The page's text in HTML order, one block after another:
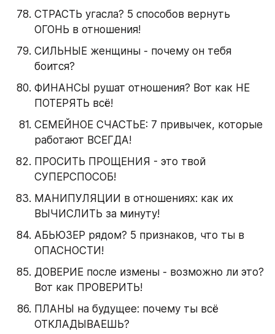
СТРАСТЬ угасла? 5 способов вернуть
ОГОНЬ в отношения!
СИЛЬНЫЕ женщины - почему он тебя
боится?
ФИНАНСЫ рушат отношения? Вот как НЕ
ПОТЕРЯТЬ всё!
СЕМЕЙНОЕ СЧАСТЬЕ: 7 привычек, которые
работают ВСЕГДА!
ПРОСИТЬ ПРОЩЕНИЯ - это твой
СУПЕРСПОСОБ!
МАНИПУЛЯЦИИ в отношениях: как их
ВЫЧИСЛИТЬ за минуту!
АБЬЮЗЕР рядом? 5 признаков, что ты в
ОПАСНОСТИ!
ДОВЕРИЕ после измены - возможно ли это?
Вот как ПРОВЕРИТЬ!
ПЛАНЫ на будущее: почему ты всё
ОТКЛАДЫВАЕШЬ?